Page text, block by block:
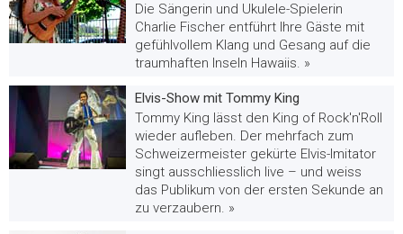
Die Sängerin und Ukulele-Spielerin
Charlie Fischer entführt Ihre Gäste mit
gefühlvollem Klang und Gesang auf die
traumhaften Inseln Hawaiis. »
Elvis-Show mit Tommy King
Tommy King lässt den King of Rock'n'Roll
wieder aufleben. Der mehrfach zum
Schweizermeister gekürte Elvis-Imitator
singt ausschliesslich live – und weiss
das Publikum von der ersten Sekunde an
zu verzaubern. »